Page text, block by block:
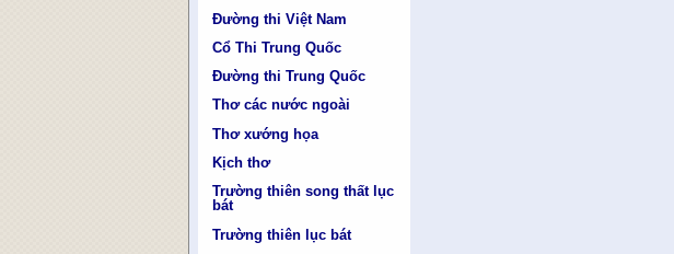
Đường thi Việt Nam
Cổ Thi Trung Quốc
Đường thi Trung Quốc
Thơ các nước ngoài
Thơ xướng họa
Kịch thơ
Trường thiên song thất lục
bát
Trường thiên lục bát